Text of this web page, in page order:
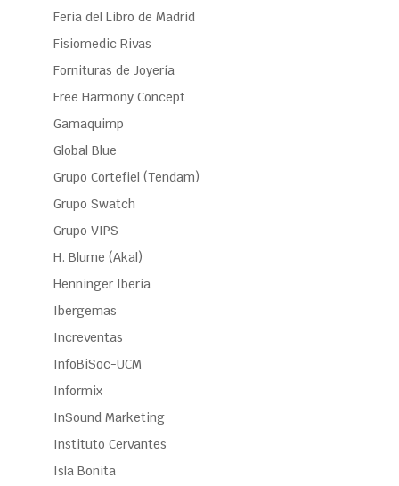
Feria del Libro de Madrid
Fisiomedic Rivas
Fornituras de Joyería
Free Harmony Concept
Gamaquimp
Global Blue
Grupo Cortefiel (Tendam)
Grupo Swatch
Grupo VIPS
H. Blume (Akal)
Henninger Iberia
Ibergemas
Increventas
InfoBiSoc-UCM
Informix
InSound Marketing
Instituto Cervantes
Isla Bonita